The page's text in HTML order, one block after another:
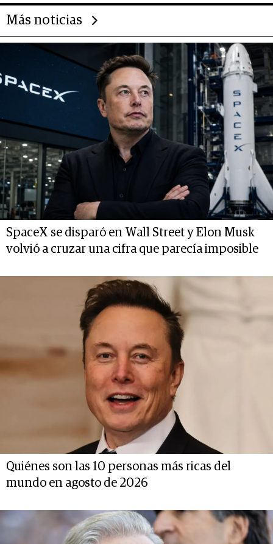
Más noticias
SpaceX se disparó en Wall Street y Elon Musk
volvió a cruzar una cifra que parecía imposible
Quiénes son las 10 personas más ricas del
mundo en agosto de 2026